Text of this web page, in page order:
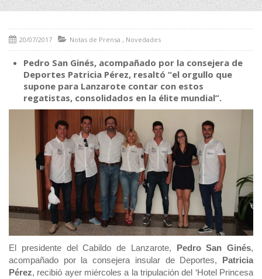
20/07/2017 Notas de Prensa , Novedades
Pedro San Ginés, acompañado por la consejera de
Deportes Patricia Pérez, resaltó “el orgullo que
supone para Lanzarote contar con estos
regatistas, consolidados en la élite mundial”.
El presidente del Cabildo de Lanzarote, Pedro San Ginés,
acompañado por la consejera insular de Deportes, Patricia
Pérez, recibió ayer miércoles a la tripulación del ‘Hotel Princesa